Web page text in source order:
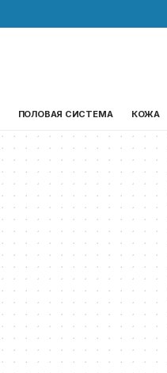
ПОЛОВАЯ СИСТЕМА КОЖА